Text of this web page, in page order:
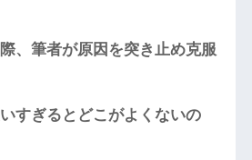
、筆者が原因を突き止め克服
すぎるとどこがよくないの